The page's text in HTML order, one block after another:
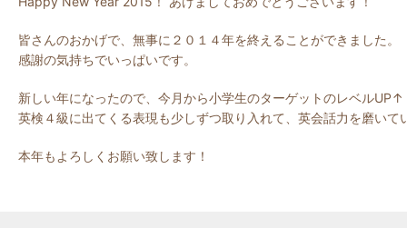
皆さんのおかげで、無事に２０１４年を終えることができました。
感謝の気持ちでいっぱいです。
新しい年になったので、今月から小学生のターゲットのレベルUP↑
英検４級に出てくる表現も少しずつ取り入れて、英会話力を磨いて
本年もよろしくお願い致します！